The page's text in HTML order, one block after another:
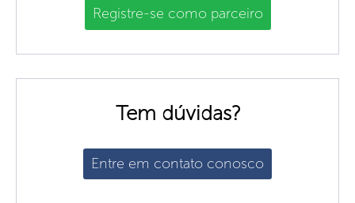
Registre-se como parceiro
Tem dúvidas?
Entre em contato conosco